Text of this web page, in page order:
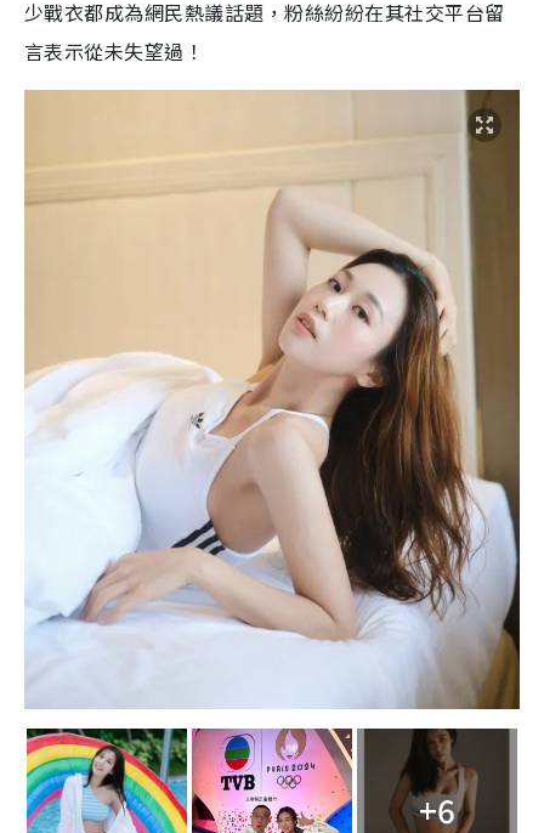
少戰衣都成為網民熱議話題，粉絲紛紛在其社交平台留
言表示從未失望過！
+6